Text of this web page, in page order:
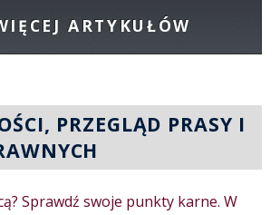
ARTYKUŁÓW
PRZEGLĄD PRASY I
Sprawdź swoje punkty karne. W